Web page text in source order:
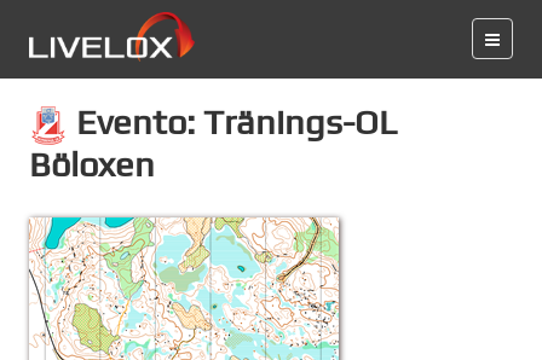
Evento: Tränings-OL
Böloxen